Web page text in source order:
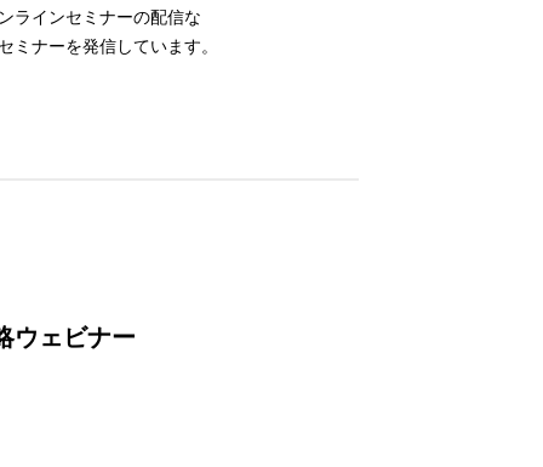
ラインセミナーの配信な
ミナーを発信しています。
ウェビナー